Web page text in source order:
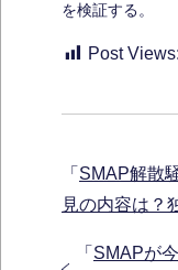
を検証する。
Post Views:
「 SMAP解散
見の内容は？
「 SMAPが